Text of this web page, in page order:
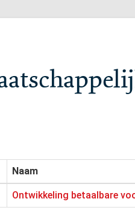
Naam
Ontwikkeling betaalbare